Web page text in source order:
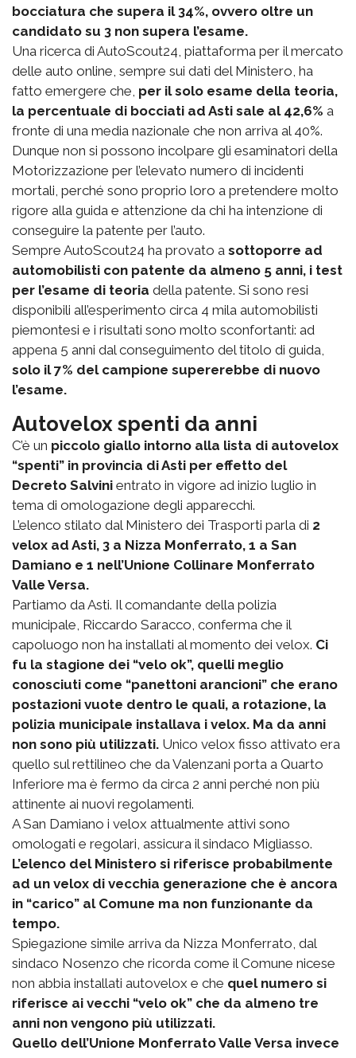
bocciatura che supera il 34%, ovvero oltre un
candidato su 3 non supera l’esame.
Una ricerca di AutoScout24, piattaforma per il mercato
delle auto online, sempre sui dati del Ministero, ha
fatto emergere che, per il solo esame della teoria,
la percentuale di bocciati ad Asti sale al 42,6% a
fronte di una media nazionale che non arriva al 40%.
Dunque non si possono incolpare gli esaminatori della
Motorizzazione per l’elevato numero di incidenti
mortali, perché sono proprio loro a pretendere molto
rigore alla guida e attenzione da chi ha intenzione di
conseguire la patente per l’auto.
Sempre AutoScout24 ha provato a sottoporre ad
automobilisti con patente da almeno 5 anni, i test
per l’esame di teoria della patente. Si sono resi
disponibili all’esperimento circa 4 mila automobilisti
piemontesi e i risultati sono molto sconfortanti: ad
appena 5 anni dal conseguimento del titolo di guida,
solo il 7% del campione supererebbe di nuovo
l’esame.
Autovelox spenti da anni
C’è un piccolo giallo intorno alla lista di autovelox
“spenti” in provincia di Asti per effetto del
Decreto Salvini entrato in vigore ad inizio luglio in
tema di omologazione degli apparecchi.
L’elenco stilato dal Ministero dei Trasporti parla di 2
velox ad Asti, 3 a Nizza Monferrato, 1 a San
Damiano e 1 nell’Unione Collinare Monferrato
Valle Versa.
Partiamo da Asti. Il comandante della polizia
municipale, Riccardo Saracco, conferma che il
capoluogo non ha installati al momento dei velox. Ci
fu la stagione dei “velo ok”, quelli meglio
conosciuti come “panettoni arancioni” che erano
postazioni vuote dentro le quali, a rotazione, la
polizia municipale installava i velox. Ma da anni
non sono più utilizzati. Unico velox fisso attivato era
quello sul rettilineo che da Valenzani porta a Quarto
Inferiore ma è fermo da circa 2 anni perché non più
attinente ai nuovi regolamenti.
A San Damiano i velox attualmente attivi sono
omologati e regolari, assicura il sindaco Migliasso.
L’elenco del Ministero si riferisce probabilmente
ad un velox di vecchia generazione che è ancora
in “carico” al Comune ma non funzionante da
tempo.
Spiegazione simile arriva da Nizza Monferrato, dal
sindaco Nosenzo che ricorda come il Comune nicese
non abbia installati autovelox e che quel numero si
riferisce ai vecchi “velo ok” che da almeno tre
anni non vengono più utilizzati.
Quello dell’Unione Monferrato Valle Versa invece